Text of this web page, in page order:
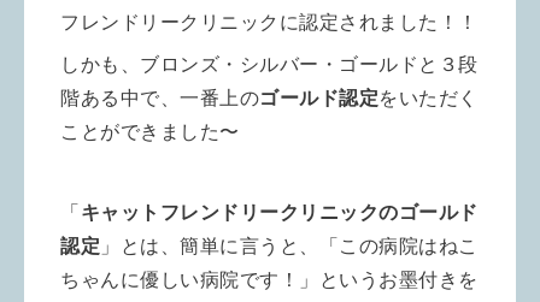
フレンドリークリニックに認定されました！！
しかも、ブロンズ・シルバー・ゴールドと３段
階ある中で、一番上のゴールド認定をいただく
ことができました〜
「 キャットフレンドリークリニックのゴールド
認定 」とは、簡単に言うと、「この病院はねこ
ちゃんに優しい病院です！」というお墨付きを